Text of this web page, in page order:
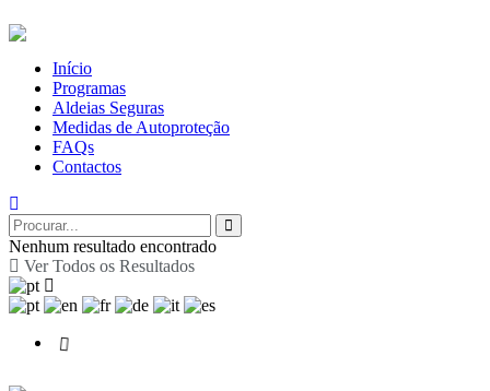
Início
Programas
Aldeias Seguras
Medidas de Autoproteção
FAQs
Contactos
Nenhum resultado encontrado
Ver Todos os Resultados